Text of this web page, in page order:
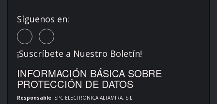
Síguenos en:
¡Suscríbete a Nuestro Boletín!
INFORMACIÓN BÁSICA SOBRE
PROTECCIÓN DE DATOS
Responsable: SPC ELECTRONICA ALTAMIRA, S.L.